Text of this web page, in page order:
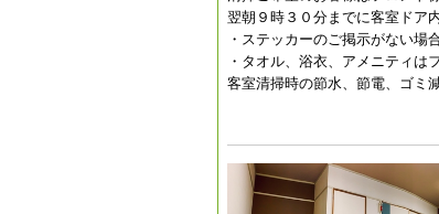
翌朝９時３０分までに客室ドア
・ステッカーのご掲示がない場
・タオル、浴衣、アメニティは
客室清掃時の節水、節電、ゴミ